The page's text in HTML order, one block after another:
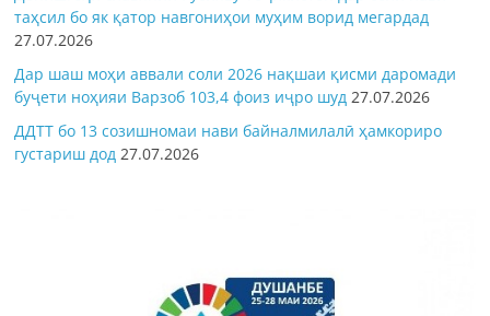
таҳсил бо як қатор навгониҳои муҳим ворид мегардад
27.07.2026
Дар шаш моҳи аввали соли 2026 нақшаи қисми даромади
буҷети ноҳияи Варзоб 103,4 фоиз иҷро шуд 27.07.2026
ДДТТ бо 13 созишномаи нави байналмилалӣ ҳамкориро
густариш дод 27.07.2026